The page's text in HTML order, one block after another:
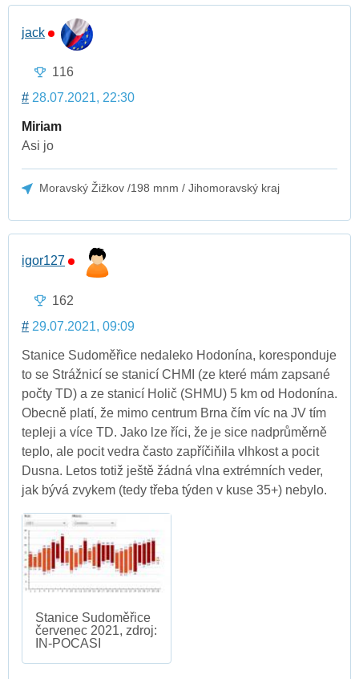
jack
116
# 28.07.2021, 22:30
Miriam
Asi jo
Moravský Žižkov /198 mnm / Jihomoravský kraj
igor127
162
# 29.07.2021, 09:09
Stanice Sudoměřice nedaleko Hodonína, koresponduje
to se Strážnicí se stanicí CHMI (ze které mám zapsané
počty TD) a ze stanicí Holič (SHMU) 5 km od Hodonína.
Obecně platí, že mimo centrum Brna čím víc na JV tím
tepleji a více TD. Jako lze říci, že je sice nadprůměrně
teplo, ale pocit vedra často zapříčiňila vlhkost a pocit
Dusna. Letos totiž ještě žádná vlna extrémních veder,
jak bývá zvykem (tedy třeba týden v kuse 35+) nebylo.
Stanice Sudoměřice
červenec 2021, zdroj:
IN-POCASI